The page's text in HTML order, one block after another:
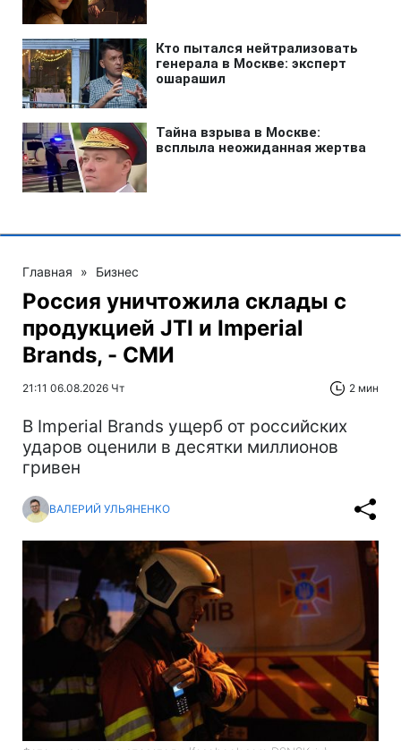
Главная » Бизнес
Россия уничтожила склады с
продукцией JTI и Imperial
Brands, - СМИ
21:11 06.08.2026 Чт 2 мин
В Imperial Brands ущерб от российских
ударов оценили в десятки миллионов
гривен
ВАЛЕРИЙ УЛЬЯНЕНКО